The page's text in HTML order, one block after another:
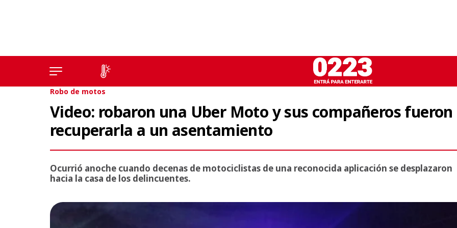
Robo de motos
Video: robaron una Uber Moto y sus compañeros fueron
recuperarla a un asentamiento
Ocurrió anoche cuando decenas de motociclistas de una reconocida aplicación se desplazaron
hacia la casa de los delincuentes.